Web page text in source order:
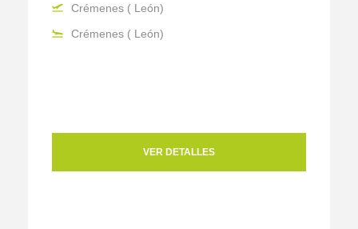
Crémenes ( León)
Crémenes ( León)
VER DETALLES